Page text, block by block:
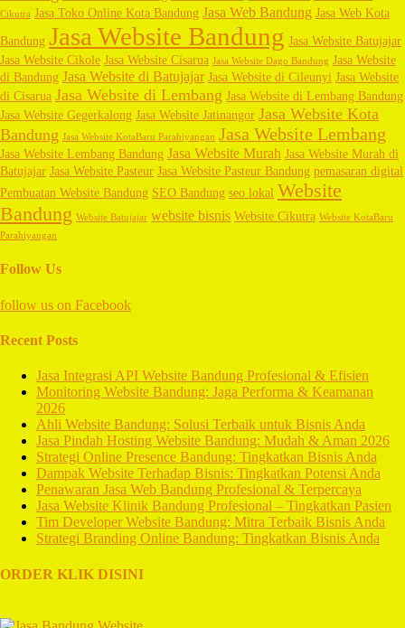
Cikutra Jasa Toko Online Kota Bandung Jasa Web Bandung Jasa Web Kota
Bandung Jasa Website Bandung Jasa Website Batujajar
Jasa Website Cikole Jasa Website Cisarua Jasa Website Dago Bandung Jasa Website
di Bandung Jasa Website di Batujajar Jasa Website di Cileunyi Jasa Website
di Cisarua Jasa Website di Lembang Jasa Website di Lembang Bandung
Jasa Website Gegerkalong Jasa Website Jatinangor Jasa Website Kota
Bandung Jasa Website KotaBaru Parahiyangan Jasa Website Lembang
Jasa Website Lembang Bandung Jasa Website Murah Jasa Website Murah di
Batujajar Jasa Website Pasteur Jasa Website Pasteur Bandung pemasaran digital
Pembuatan Website Bandung SEO Bandung seo lokal Website
Bandung Website Batujajar website bisnis Website Cikutra Website KotaBaru
Parahiyangan
Follow Us
follow us on Facebook
Recent Posts
Jasa Integrasi API Website Bandung Profesional & Efisien
Monitoring Website Bandung: Jaga Performa & Keamanan
2026
Ahli Website Bandung: Solusi Terbaik untuk Bisnis Anda
Jasa Pindah Hosting Website Bandung: Mudah & Aman 2026
Strategi Online Presence Bandung: Tingkatkan Bisnis Anda
Dampak Website Terhadap Bisnis: Tingkatkan Potensi Anda
Penawaran Jasa Web Bandung Profesional & Terpercaya
Jasa Website Klinik Bandung Profesional – Tingkatkan Pasien
Tim Developer Website Bandung: Mitra Terbaik Bisnis Anda
Strategi Branding Online Bandung: Tingkatkan Bisnis Anda
ORDER KLIK DISINI